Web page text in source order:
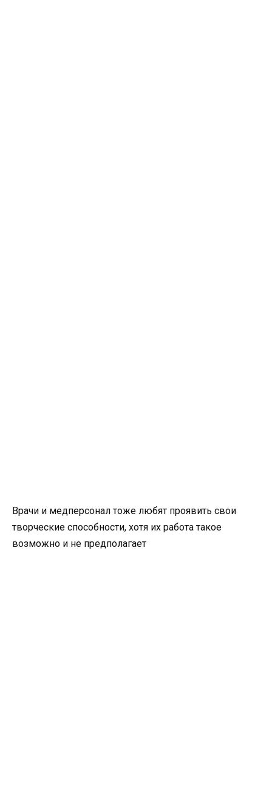
Врачи и медперсонал тоже любят проявить свои
творческие способности, хотя их работа такое
возможно и не предполагает